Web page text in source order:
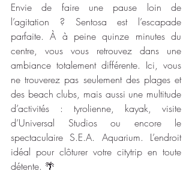
Envie de faire une pause loin de
l’agitation ? Sentosa est l’escapade
parfaite. À à peine quinze minutes du
centre, vous vous retrouvez dans une
ambiance totalement différente. Ici, vous
ne trouverez pas seulement des plages et
des beach clubs, mais aussi une multitude
d’activités : tyrolienne, kayak, visite
d’Universal Studios ou encore le
spectaculaire S.E.A. Aquarium. L’endroit
idéal pour clôturer votre citytrip en toute
détente. 🌴